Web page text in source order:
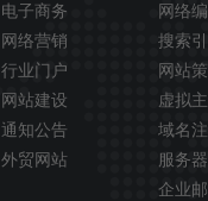
电子商务
网络营销
行业门户
网站建设
通知公告
外贸网站
网络
搜索
网站
虚拟
域名
服务器
企业